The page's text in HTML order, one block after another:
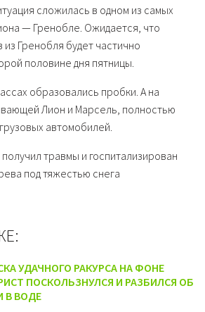
сложилась в одном из самых
— Гренобле. Ожидается, что
Гренобля будет частично
половине дня пятницы.
образовались пробки. А на
Лион и Марсель, полностью
автомобилей.
УДАЧНОГО РАКУРСА НА ФОНЕ
ПОСКОЛЬЗНУЛСЯ И РАЗБИЛСЯ ОБ
В ВОДЕ